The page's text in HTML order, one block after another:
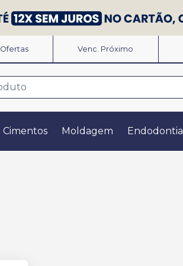
Ofertas Venc. Próximo
Cimentos Moldagem Endodontia